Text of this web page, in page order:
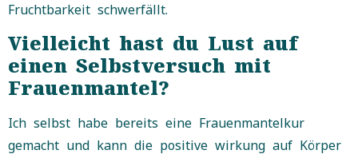
Fruchtbarkeit schwerfällt.
Vielleicht hast du Lust auf
einen Selbstversuch mit
Frauenmantel?
Ich selbst habe bereits eine Frauenmantelkur
gemacht und kann die positive wirkung auf Körper